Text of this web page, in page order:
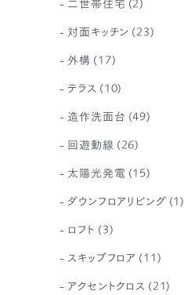
対面キッチン (23)
外構 (17)
テラス (10)
造作洗面台 (49)
回遊動線 (26)
太陽光発電 (15)
ダウンフロアリビング (1)
ロフト (3)
スキップフロア (11)
アクセントクロス (21)